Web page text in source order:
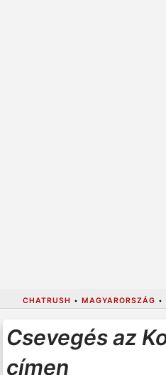
CHATRUSH • MAGYARORSZÁG •
Csevegés az
címen